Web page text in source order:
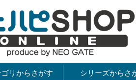
リからさがす シリーズからさ